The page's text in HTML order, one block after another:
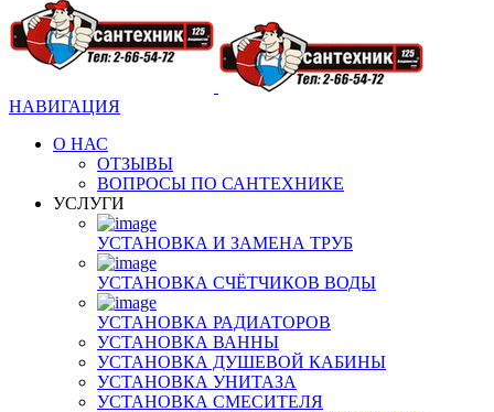
НАВИГАЦИЯ
О НАС
ОТЗЫВЫ
ВОПРОСЫ ПО САНТЕХНИКЕ
УСЛУГИ
УСТАНОВКА И ЗАМЕНА ТРУБ
УСТАНОВКА СЧЁТЧИКОВ ВОДЫ
УСТАНОВКА РАДИАТОРОВ
УСТАНОВКА ВАННЫ
УСТАНОВКА ДУШЕВОЙ КАБИНЫ
УСТАНОВКА УНИТАЗА
УСТАНОВКА СМЕСИТЕЛЯ